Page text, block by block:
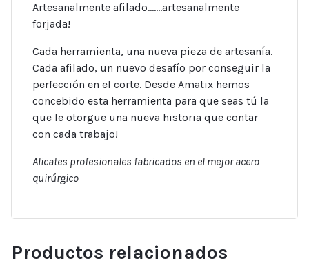
Artesanalmente afilado…….artesanalmente
forjada!
Cada herramienta, una nueva pieza de artesanía.
Cada afilado, un nuevo desafío por conseguir la
perfección en el corte. Desde Amatix hemos
concebido esta herramienta para que seas tú la
que le otorgue una nueva historia que contar
con cada trabajo!
Alicates profesionales fabricados en el mejor acero
quirúrgico
Productos relacionados